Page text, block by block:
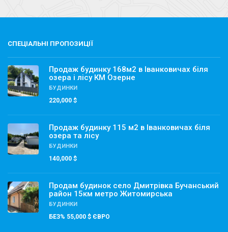
СПЕЦІАЛЬНІ ПРОПОЗИЦІЇ
Продаж будинку 168м2 в Іванковичах біля
озера і лісу КМ Озерне
БУДИНКИ
220,000 $
Продаж будинку 115 м2 в Іванковичах біля
озера та лісу
БУДИНКИ
140,000 $
Продам будинок село Дмитрівка Бучанський
район 15км метро Житомирська
БУДИНКИ
БЕЗ% 55,000 $ ЄВРО